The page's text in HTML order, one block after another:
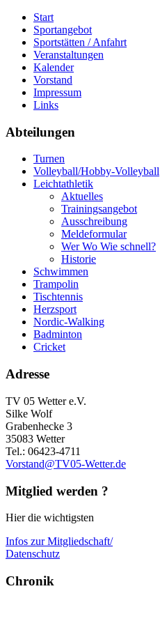
Start
Sportangebot
Sportstätten / Anfahrt
Veranstaltungen
Kalender
Vorstand
Impressum
Links
Abteilungen
Turnen
Volleyball/Hobby-Volleyball
Leichtathletik
Aktuelles
Trainingsangebot
Ausschreibung
Meldeformular
Wer Wo Wie schnell?
Historie
Schwimmen
Trampolin
Tischtennis
Herzsport
Nordic-Walking
Badminton
Cricket
Adresse
TV 05 Wetter e.V.
Silke Wolf
Grabenhecke 3
35083 Wetter
Tel.: 06423-4711
Vorstand@TV05-Wetter.de
Mitglied werden ?
Hier die wichtigsten
Infos zur Mitgliedschaft/
Datenschutz
Chronik